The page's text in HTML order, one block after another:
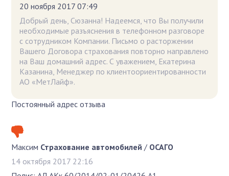
20 ноября 2017 07:49
Добрый день, Сюзанна! Надеемся, что Вы получили
необходимые разъяснения в телефонном разговоре
с сотрудником Компании. Письмо о расторжении
Вашего Договора страхования повторно направлено
на Ваш домашний адрес. С уважением, Екатерина
Казанина, Менеджер по клиентоориентированности
АО «МетЛайф».
Постоянный адрес отзыва
Максим Страхование автомобилей / ОСАГО
14 октября 2017 22:16